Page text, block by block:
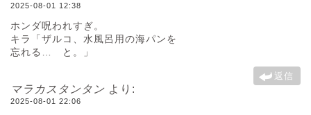
2025-08-01 12:38
ホンダ呪われすぎ。
キラ「ザルコ、水風呂用の海パンを
忘れる… と。」
返信
マラカスタンタン より:
2025-08-01 22:06